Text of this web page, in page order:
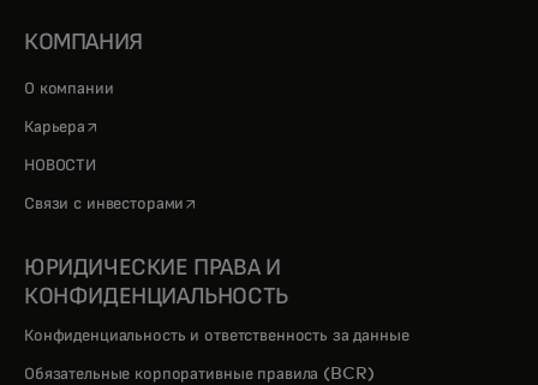
КОМПАНИЯ
О компании
Карьера opens in a new tab
НОВОСТИ
Связи с инвесторами opens in a new tab
ЮРИДИЧЕСКИЕ ПРАВА И
КОНФИДЕНЦИАЛЬНОСТЬ
Конфиденциальность и ответственность за данные
Обязательные корпоративные правила (BCR)